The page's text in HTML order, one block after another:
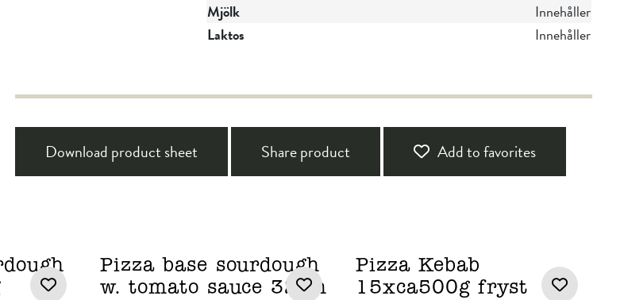
Mjölk
Innehåller
Laktos
Innehåller
Download product sheet Share product Add to favorites
Pizza base sourdough
w. tomato sauce 32cm
Pizza Kebab
15xca500g fryst